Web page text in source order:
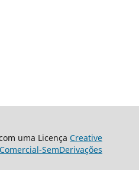
uma Licença Creative
SemDerivações